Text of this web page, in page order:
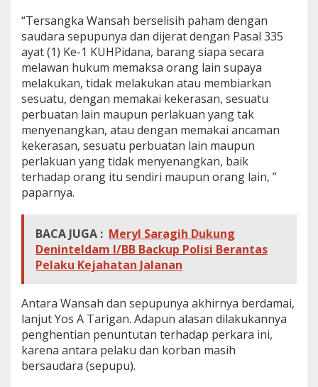
“Tersangka Wansah berselisih paham dengan
saudara sepupunya dan dijerat dengan Pasal 335
ayat (1) Ke-1 KUHPidana, barang siapa secara
melawan hukum memaksa orang lain supaya
melakukan, tidak melakukan atau membiarkan
sesuatu, dengan memakai kekerasan, sesuatu
perbuatan lain maupun perlakuan yang tak
menyenangkan, atau dengan memakai ancaman
kekerasan, sesuatu perbuatan lain maupun
perlakuan yang tidak menyenangkan, baik
terhadap orang itu sendiri maupun orang lain, ”
paparnya.
BACA JUGA : Meryl Saragih Dukung
Deninteldam I/BB Backup Polisi Berantas
Pelaku Kejahatan Jalanan
Antara Wansah dan sepupunya akhirnya berdamai,
lanjut Yos A Tarigan. Adapun alasan dilakukannya
penghentian penuntutan terhadap perkara ini,
karena antara pelaku dan korban masih
bersaudara (sepupu).